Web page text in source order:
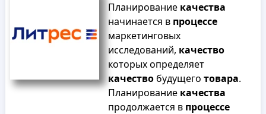
Планирование качества
начинается в процессе
маркетинговых
исследований, качество
которых определяет
качествобудущего товара.
Планирование качества
продолжается в процессе